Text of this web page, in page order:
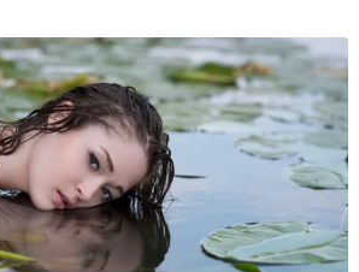
ke Palestin dan sokongannya terhadap
tetapi tidak secara langsung
seruan Trump untuk
Palestin dari Gaza.